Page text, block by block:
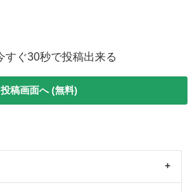
すぐ30秒で投稿出来る
投稿画面へ (無料)